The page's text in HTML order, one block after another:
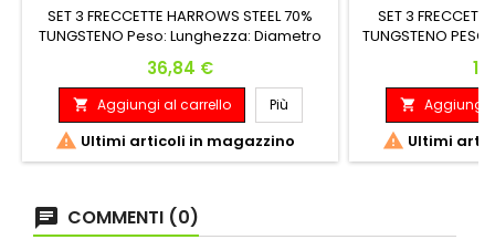
SET 3 FRECCETTE HARROWS STEEL 70%
TUNGSTENO Peso: Lunghezza: Diametro
Prezzo
36,84 €
 Aggiungi al carrello Più
 Ultimi articoli in magazzino
SET 3
TUNGSTENO
 Aggiungi
 Ultimi
COMMENTI (0)